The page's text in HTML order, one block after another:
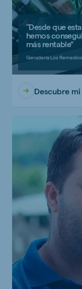
"Desde que
hemos
más rentable”
Ganadería Los
Descubre